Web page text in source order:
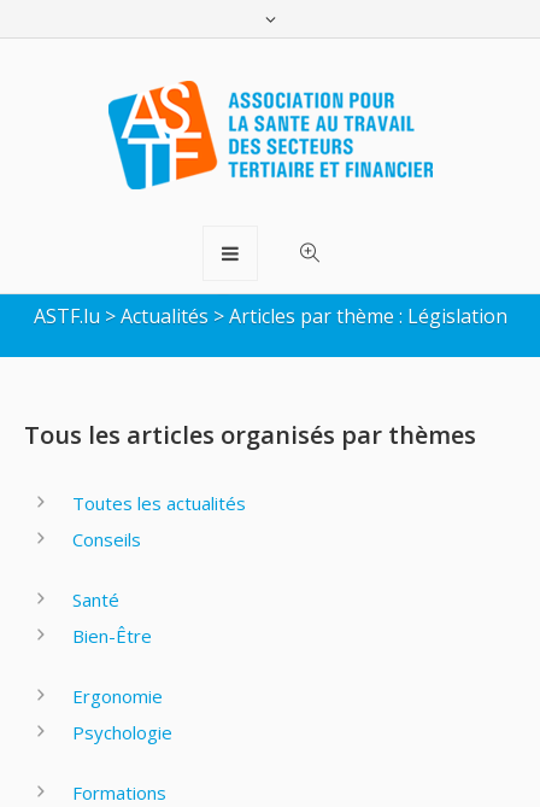
Articles sur le thème de la
Législation
ASTF.lu >Actualités >Articles par thème : Législation
Tous les articles organisés par thèmes
Toutes les actualités
Conseils
Santé
Bien-Être
Ergonomie
Psychologie
Formations